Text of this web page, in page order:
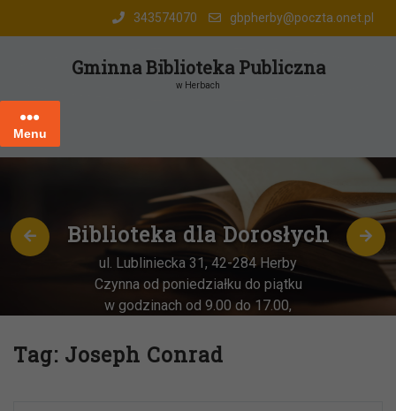
343574070 gbpherby@poczta.onet.pl
Gminna Biblioteka Publiczna
w Herbach
Menu
Biblioteka dla Dorosłych
ul. Lubliniecka 31, 42-284 Herby
Czynna od poniedziałku do piątku
w godzinach od 9.00 do 17.00,
w godz. 9:00-13:00
Tag: Joseph Conrad